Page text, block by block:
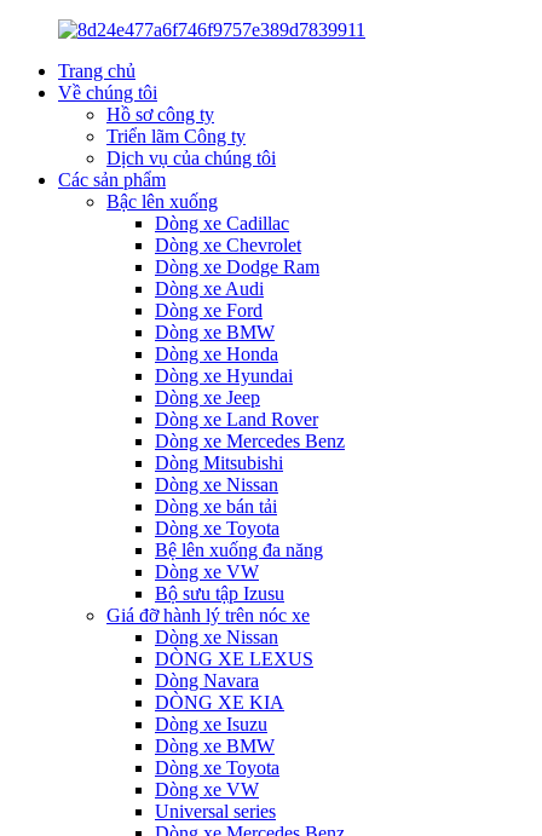
Trang chủ
Về chúng tôi
Hồ sơ công ty
Triển lãm Công ty
Dịch vụ của chúng tôi
Các sản phẩm
Bậc lên xuống
Dòng xe Cadillac
Dòng xe Chevrolet
Dòng xe Dodge Ram
Dòng xe Audi
Dòng xe Ford
Dòng xe BMW
Dòng xe Honda
Dòng xe Hyundai
Dòng xe Jeep
Dòng xe Land Rover
Dòng xe Mercedes Benz
Dòng Mitsubishi
Dòng xe Nissan
Dòng xe bán tải
Dòng xe Toyota
Bệ lên xuống đa năng
Dòng xe VW
Bộ sưu tập Izusu
Giá đỡ hành lý trên nóc xe
Dòng xe Nissan
DÒNG XE LEXUS
Dòng Navara
DÒNG XE KIA
Dòng xe Isuzu
Dòng xe BMW
Dòng xe Toyota
Dòng xe VW
Universal series